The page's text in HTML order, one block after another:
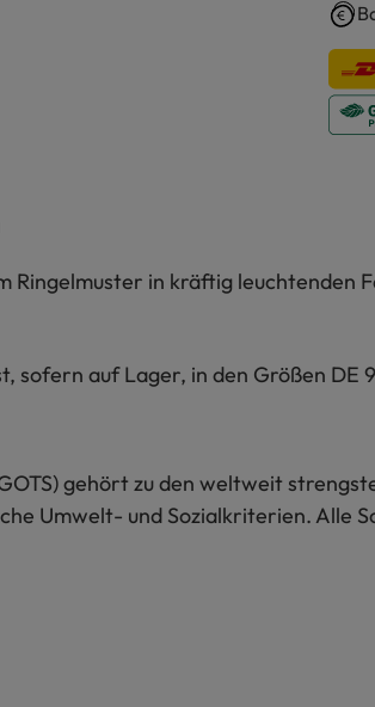
Ringelmuster in kräftig leuchtenden
sofern auf Lager, in den Größen DE
gehört zu den weltweit
Umwelt- und Sozialkriterien.